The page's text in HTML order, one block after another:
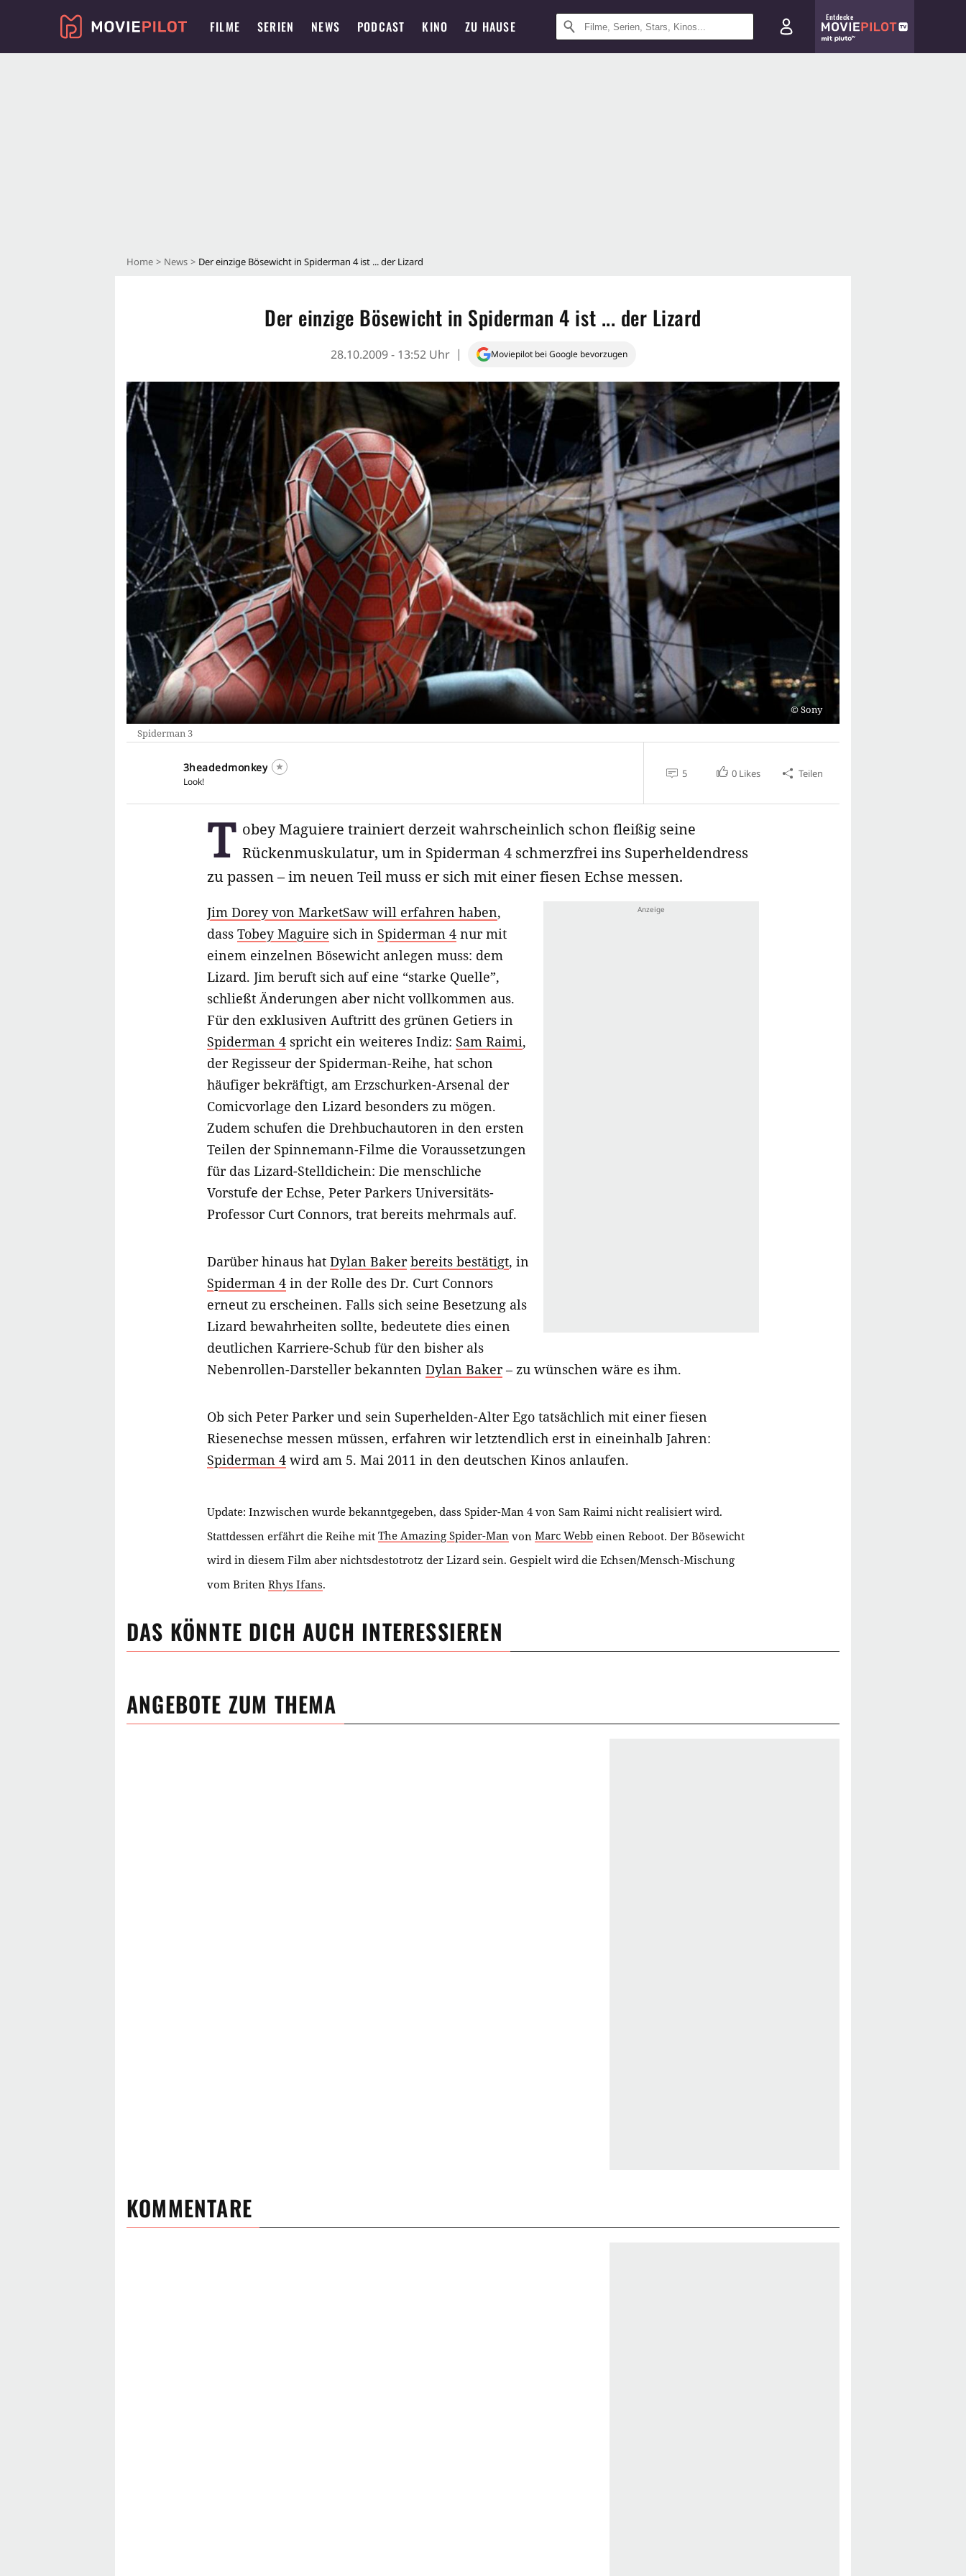
FILME SERIEN NEWS PODCAST KINO ZU HAUSE
Entdecke
Home News Der einzige Bösewicht in Spiderman 4 ist ... der Lizard
Der einzige Bösewicht in Spiderman 4 ist ... der Lizard
28.10.2009 - 13:52 Uhr Moviepilot bei Google bevorzugen
Sony
Spiderman 3
3headedmonkey
Look!
5 0 Likes Teilen
T obey Maguiere trainiert derzeit wahrscheinlich schon fleißig seine
Rückenmuskulatur, um in Spiderman 4 schmerzfrei ins Superheldendress
zu passen – im neuen Teil muss er sich mit einer fiesen Echse messen.
Jim Dorey von MarketSaw will erfahren haben,
dass Tobey Maguire sich in Spiderman 4 nur mit
einem einzelnen Bösewicht anlegen muss: dem
Lizard. Jim beruft sich auf eine “starke Quelle”,
schließt Änderungen aber nicht vollkommen aus.
Für den exklusiven Auftritt des grünen Getiers in
Spiderman 4 spricht ein weiteres Indiz: Sam Raimi,
der Regisseur der Spiderman-Reihe, hat schon
häufiger bekräftigt, am Erzschurken-Arsenal der
Comicvorlage den Lizard besonders zu mögen.
Zudem schufen die Drehbuchautoren in den ersten
Teilen der Spinnemann-Filme die Voraussetzungen
für das Lizard-Stelldichein: Die menschliche
Vorstufe der Echse, Peter Parkers Universitäts-
Professor Curt Connors, trat bereits mehrmals auf.
Darüber hinaus hat Dylan Baker bereits bestätigt, in
Spiderman 4 in der Rolle des Dr. Curt Connors
erneut zu erscheinen. Falls sich seine Besetzung als
Lizard bewahrheiten sollte, bedeutete dies einen
deutlichen Karriere-Schub für den bisher als
Nebenrollen-Darsteller bekannten Dylan Baker– zu wünschen wäre es ihm.
Ob sich Peter Parker und sein Superhelden-Alter Ego tatsächlich mit einer fiesen
Riesenechse messen müssen, erfahren wir letztendlich erst in eineinhalb Jahren:
Spiderman 4 wird am 5. Mai 2011 in den deutschen Kinos anlaufen.
Update: Inzwischen wurde bekanntgegeben, dass Spider-Man 4 von Sam Raimi nicht realisiert wird.
Stattdessen erfährt die Reihe mit The Amazing Spider-Man von Marc Webb einen Reboot. Der Bösewicht
wird in diesem Film aber nichtsdestotrotz der Lizard sein. Gespielt wird die Echsen/Mensch-Mischung
vom Briten Rhys Ifans.
DAS KÖNNTE DICH AUCH INTERESSIEREN
ANGEBOTE ZUM THEMA
KOMMENTARE